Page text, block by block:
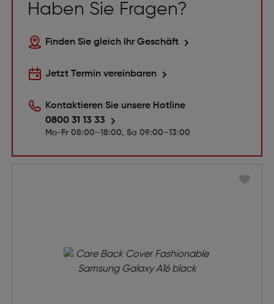
Haben Sie Fragen?
Finden Sie gleich Ihr Geschäft
Jetzt Termin vereinbaren
Kontaktieren Sie unsere Hotline
0800 31 13 33
Mo-Fr 08:00–18:00, Sa 09:00–13:00